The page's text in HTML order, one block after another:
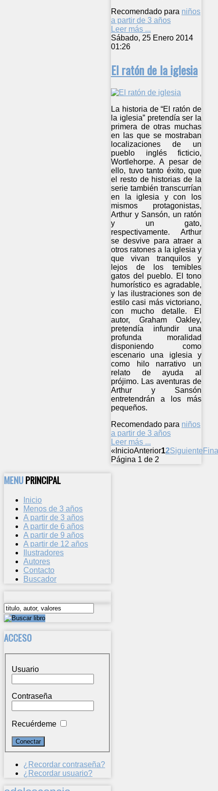
Recomendado para niños
a partir de 3 años
Leer más ...
Sábado, 25 Enero 2014
01:26
El ratón de la iglesia
La historia de “El ratón de
la iglesia” pretendía ser la
primera de otras muchas
en las que se mostraban
localizaciones de un
pueblo inglés ficticio,
Wortlehorpe. A pesar de
ello, tuvo tanto éxito, que
el resto de historias de la
serie también transcurrían
en la iglesia y con los
mismos protagonistas,
Arthur y Sansón, un ratón
y un gato,
respectivamente. Arthur
se desvive para atraer a
otros ratones a la iglesia y
que vivan tranquilos y
lejos de los temibles
gatos del pueblo. El tono
humorístico es agradable,
y las ilustraciones son de
estilo casi más victoriano,
con mucho detalle. El
autor, Graham Oakley,
pretendía infundir una
profunda moralidad
disponiendo como
escenario una iglesia y
como hilo narrativo un
relato de ayuda al
prójimo. Las aventuras de
Arthur y Sansón
entretendrán a los más
pequeños.
Recomendado para niños
a partir de 3 años
Leer más ...
« InicioAnterior12Siguiente
Página 1 de 2
MENUPRINCIPAL
Inicio
Menos de 3 años
A partir de 3 años
A partir de 6 años
A partir de 9 años
A partir de 12 años
Ilustradores
Autores
Contacto
Buscador
ACCESO
Usuario
Contraseña
Recuérdeme
¿Recordar contraseña?
¿Recordar usuario?